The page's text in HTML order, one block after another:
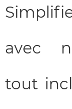
avec
tout